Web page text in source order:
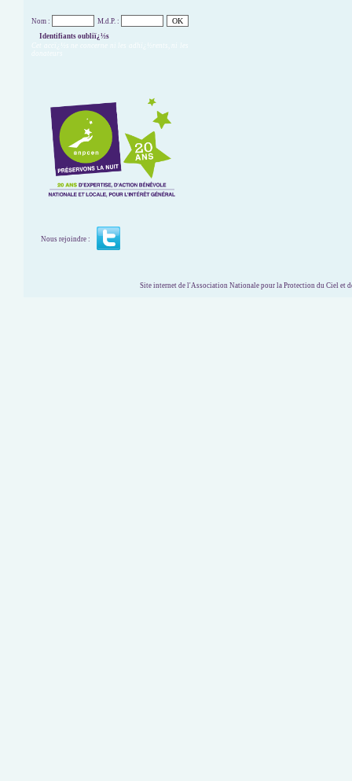
Nom :
M.d.P. :
Identifiants oubliï¿½s
Nous rejoindre :
Site internet de l'Association Nationale pour la Protection du Ciel et de